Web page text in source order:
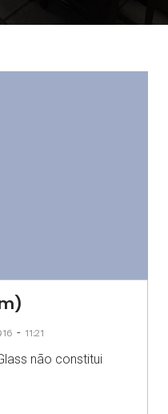
- 11:21
não constitui